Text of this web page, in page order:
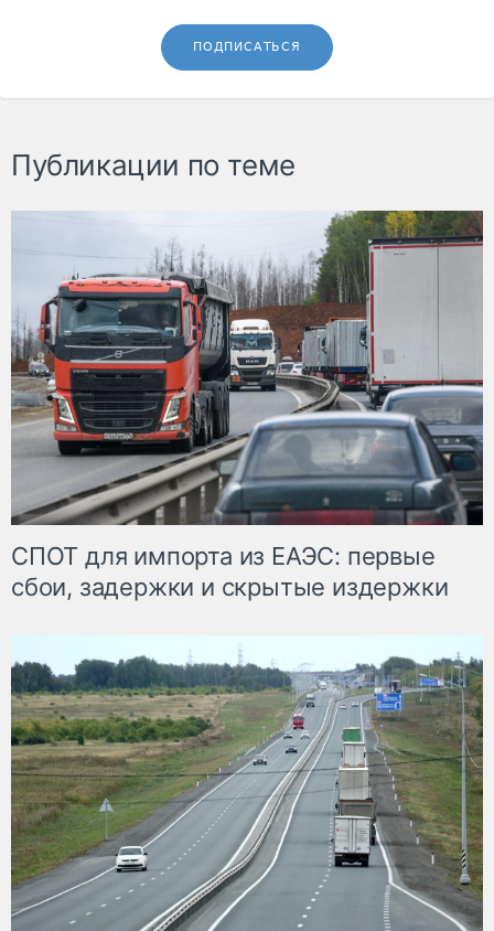
ПОДПИСАТЬСЯ
Публикации по теме
СПОТ для импорта из ЕАЭС: первые
сбои, задержки и скрытые издержки